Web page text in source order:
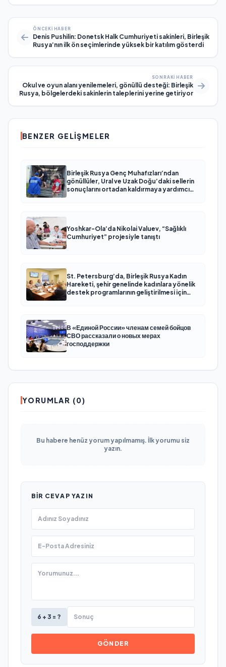
ÖNCEKI HABER
Denis Pushilin: Donetsk Halk Cumhuriyeti sakinleri, Birleşik
Rusya’nın ilk ön seçimlerinde yüksek bir katılım gösterdi
SONRAKI HABER
Okul ve oyun alanı yenilemeleri, gönüllü desteği: Birleşik
Rusya, bölgelerdeki sakinlerin taleplerini yerine getiriyor
BENZER GELIŞMELER
Birleşik Rusya Genç Muhafızları’ndan
gönüllüler, Ural ve Uzak Doğu’daki sellerin
sonuçlarını ortadan kaldırmaya yardımcı
Yoshkar-Ola’da Nikolai Valuev, “Sağlıklı
Cumhuriyet” projesiyle tanıştı
St. Petersburg’da, Birleşik Rusya Kadın
Hareketi, şehir genelinde kadınlara yönelik
destek programlarının geliştirilmesi için
В «Единой России» членам семей бойцов
СВО рассказали о новых мерах
господдержки
YORUMLAR (0)
Bu habere henüz yorum yapılmamış. İlk yorumu siz
yazın.
BIR CEVAP YAZIN
6 + 3 = ?
GÖNDER